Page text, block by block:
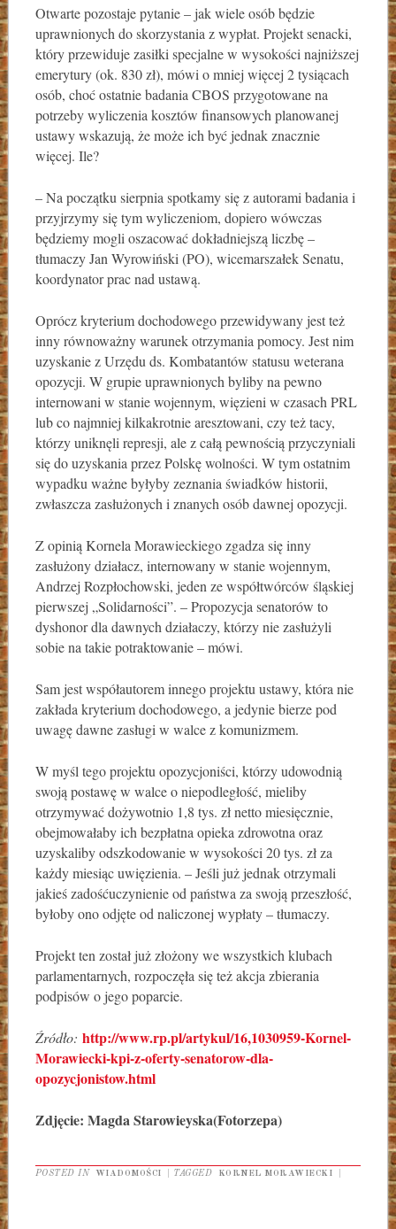
Otwarte pozostaje pytanie – jak wiele osób będzie
uprawnionych do skorzystania z wypłat. Projekt senacki,
który przewiduje zasiłki specjalne w wysokości najniższej
emerytury (ok. 830 zł), mówi o mniej więcej 2 tysiącach
osób, choć ostatnie badania CBOS przygotowane na
potrzeby wyliczenia kosztów finansowych planowanej
ustawy wskazują, że może ich być jednak znacznie
więcej. Ile?
– Na początku sierpnia spotkamy się z autorami badania i
przyjrzymy się tym wyliczeniom, dopiero wówczas
będziemy mogli oszacować dokładniejszą liczbę –
tłumaczy Jan Wyrowiński (PO), wicemarszałek Senatu,
koordynator prac nad ustawą.
Oprócz kryterium dochodowego przewidywany jest też
inny równoważny warunek otrzymania pomocy. Jest nim
uzyskanie z Urzędu ds. Kombatantów statusu weterana
opozycji. W grupie uprawnionych byliby na pewno
internowani w stanie wojennym, więzieni w czasach PRL
lub co najmniej kilkakrotnie aresztowani, czy też tacy,
którzy uniknęli represji, ale z całą pewnością przyczyniali
się do uzyskania przez Polskę wolności. W tym ostatnim
wypadku ważne byłyby zeznania świadków historii,
zwłaszcza zasłużonych i znanych osób dawnej opozycji.
Z opinią Kornela Morawieckiego zgadza się inny
zasłużony działacz, internowany w stanie wojennym,
Andrzej Rozpłochowski, jeden ze współtwórców śląskiej
pierwszej „Solidarności”. – Propozycja senatorów to
dyshonor dla dawnych działaczy, którzy nie zasłużyli
sobie na takie potraktowanie – mówi.
Sam jest współautorem innego projektu ustawy, która nie
zakłada kryterium dochodowego, a jedynie bierze pod
uwagę dawne zasługi w walce z komunizmem.
W myśl tego projektu opozycjoniści, którzy udowodnią
swoją postawę w walce o niepodległość, mieliby
otrzymywać dożywotnio 1,8 tys. zł netto miesięcznie,
obejmowałaby ich bezpłatna opieka zdrowotna oraz
uzyskaliby odszkodowanie w wysokości 20 tys. zł za
każdy miesiąc uwięzienia. – Jeśli już jednak otrzymali
jakieś zadośćuczynienie od państwa za swoją przeszłość,
byłoby ono odjęte od naliczonej wypłaty – tłumaczy.
Projekt ten został już złożony we wszystkich klubach
parlamentarnych, rozpoczęła się też akcja zbierania
podpisów o jego poparcie.
Źródło: http://www.rp.pl/artykul/16,1030959-Kornel-
Morawiecki-kpi-z-oferty-senatorow-dla-
opozycjonistow.html
Zdjęcie: Magda Starowieyska(Fotorzepa)
POSTED IN WIADOMOŚCI TAGGED KORNEL MORAWIECKI